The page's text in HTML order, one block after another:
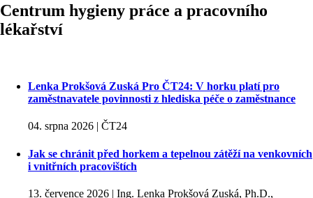
Centrum hygieny práce a pracovního
lékařství
Lenka Prokšová Zuská Pro ČT24: V horku platí pro
zaměstnavatele povinnosti z hlediska péče o zaměstnance
04. srpna 2026 | ČT24
Jak se chránit před horkem a tepelnou zátěží na venkovních
i vnitřních pracovištích
13. července 2026 | Ing. Lenka Prokšová Zuská, Ph.D.,